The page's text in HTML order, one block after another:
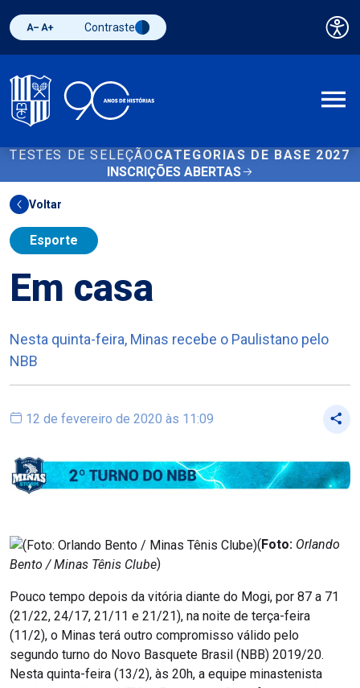
Diminuir fonte
Aumentar fonteAlternar contraste
Contraste
TESTES DE SELEÇÃO CATEGORIAS DE BASE 2027
INSCRIÇÕES ABERTAS
Voltar
Esporte
Em casa
Nesta quinta-feira, Minas recebe o Paulistano pelo
NBB
12 de fevereiro de 2020 às 11:09
(Foto: Orlando
Bento / Minas Tênis Clube)
Pouco tempo depois da vitória diante do Mogi, por 87 a 71
(21/22, 24/17, 21/11 e 21/21), na noite de terça-feira
(11/2), o Minas terá outro compromisso válido pelo
segundo turno do Novo Basquete Brasil (NBB) 2019/20.
Nesta quinta-feira (13/2), às 20h, a equipe minastenista